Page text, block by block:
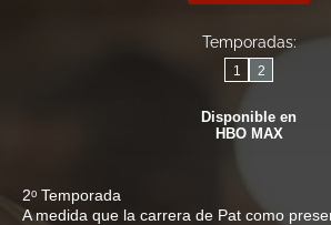
Temporadas:
1 2
Disponible en
HBO MAX
2ᵒ Temporada
A medida que la carrera de Pat como